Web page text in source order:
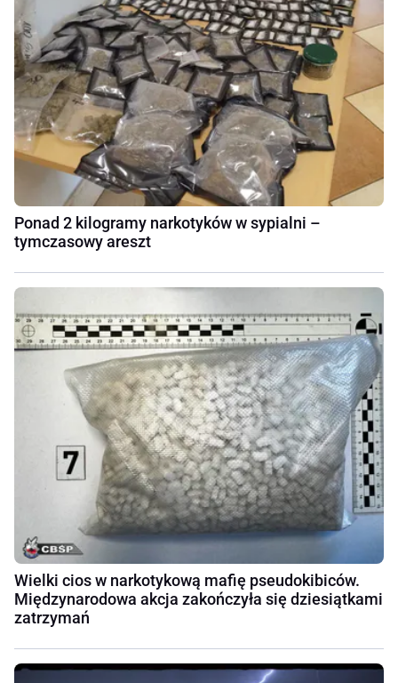
Ponad 2 kilogramy narkotyków w sypialni –
tymczasowy areszt
Wielki cios w narkotykową mafię pseudokibiców.
Międzynarodowa akcja zakończyła się dziesiątkami
zatrzymań